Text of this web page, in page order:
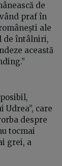
de
praf în
ale
de întâlniri,
această
Udrea”, care
despre
tocmai
grei, a